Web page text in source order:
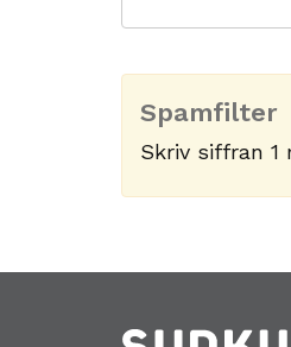
Spamfilter
Skriv siffran 1